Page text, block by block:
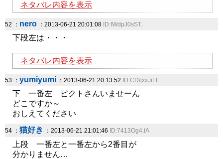
ネタバレ内容を表示
52 ： nero ：2013-06-21 20:01:08 ID:IWdpJ0sST.
下段左は・・・
ネタバレ内容を表示
53 ： yumiyumi ：2013-06-21 20:13:52 ID:CD/jxxJiFI
下 一番左 ピクトさんいませーん
どこですか～
おしえてください
54 ： 猫好き ：2013-06-21 21:01:46 ID:7413Og4.iA
上段 一番左と一番左から2番目が
分かりません…